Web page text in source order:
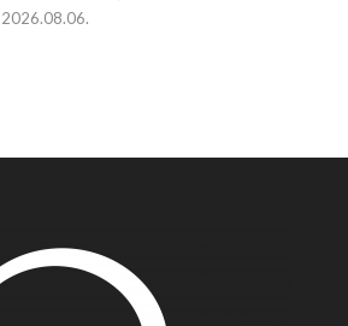
2026.08.06.